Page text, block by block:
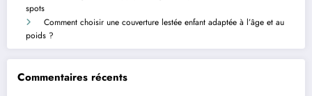
spots
Comment choisir une couverture lestée enfant adaptée à l’âge et au
poids ?
Commentaires récents